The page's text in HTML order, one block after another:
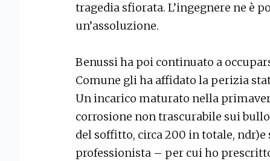
tragedia sfiorata. L’ingegnere ne è
un’assoluzione.
Benussi ha poi continuato a
Comune gli ha affidato la perizia
Un incarico maturato nella
corrosione non trascurabile sui
del soffitto, circa 200 in totale,
professionista – per cui ho